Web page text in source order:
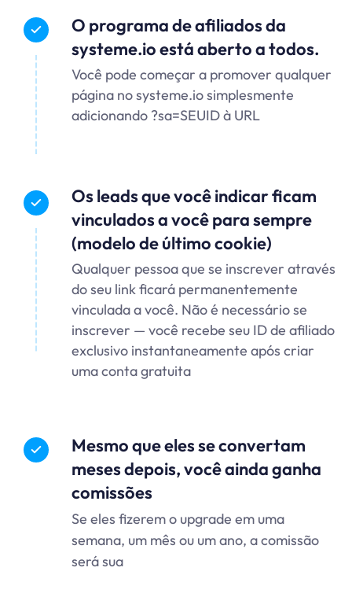
O programa de afiliados da
systeme.io está aberto a todos.
Você pode começar a promover qualquer
página nosysteme.iosimplesmente
adicionando ?sa=SEUID à URL
Os leads que você indicar ficam
vinculados a você para sempre
(modelo de último cookie)
Qualquer pessoa que se inscrever através
do seu link ficará permanentemente
vinculada a você. Não é necessário se
inscrever — você recebe seu ID de afiliado
exclusivo instantaneamente após criar
uma conta gratuita
Mesmo que eles se convertam
meses depois, você ainda ganha
comissões
Se eles fizerem o upgrade em uma
semana, um mês ou um ano, a comissão
será sua